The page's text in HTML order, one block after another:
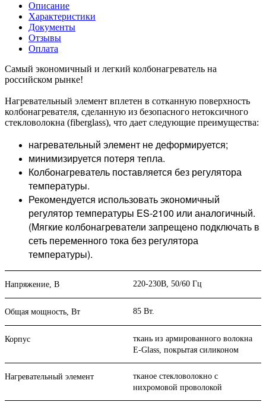
Описание
Характеристики
Документы
Отзывы
Оплата
Самый экономичный и легкий колбонагреватель на
российском рынке!
Нагревательный элемент вплетен в сотканную поверхность
колбонагревателя, сделанную из безопасного нетоксичного
стекловолокна (fiberglass), что дает следующие преимущества:
нагревательный элемент не деформируется;
минимизируется потеря тепла.
Колбонагреватель поставляется без регулятора
температуры.
Рекомендуется использовать экономичный
регулятор температуры ES-2100 или аналогичный.
(Мягкие колбонагреватели запрещено подключать в
сеть переменного тока без регулятора
температуры).
Напряжение, В 220-230В, 50/60 Гц
Общая мощность, Вт 85 Вт.
Корпус
ткань из армированного волокна
E-Glass, покрытая силиконом
Нагревательный элемент
тканое стекловолокно с
нихромовой проволокой